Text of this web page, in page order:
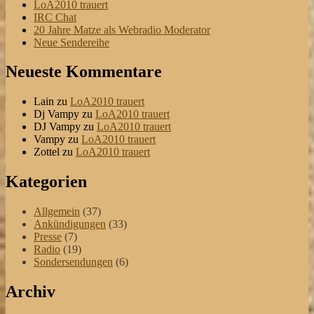
LoA2010 trauert
IRC Chat
20 Jahre Matze als Webradio Moderator
Neue Sendereihe
Neueste Kommentare
Lain zu LoA2010 trauert
Dj Vampy zu LoA2010 trauert
DJ Vampy zu LoA2010 trauert
Vampy zu LoA2010 trauert
Zottel zu LoA2010 trauert
Kategorien
Allgemein (37)
Ankündigungen (33)
Presse (7)
Radio (19)
Sondersendungen (6)
Archiv